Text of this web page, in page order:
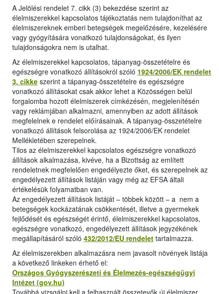
A Jelölési rendelet 7. cikk (3) bekezdése szerint az
élelmiszerekkel kapcsolatos tájékoztatás nem tulajdoníthat az
élelmiszereknek emberi betegségek megelőzésére, kezelésére
vagy gyógyítására vonatkozó tulajdonságokat, és ilyen
tulajdonságokra nem is utalhat.
Az élelmiszerekkel kapcsolatos, tápanyag-összetételre és
egészségre vonatkozó állításokról szóló 1924/2006/EK rendelet
3. cikke szerint a tápanyag-összetételre és egészségre
vonatkozó állításokat csak akkor lehet a Közösségen belül
forgalomba hozott élelmiszerek címkézésén, megjelenítésén
vagy reklámjában alkalmazni, amennyiben az adott állítások
megfelelnek e rendelet előírásainak. A tápanyag-összetételre
vonatkozó állítások felsorolása az 1924/2006/EK rendelet
Mellékletében szerepelnek.
Tilos az élelmiszerekkel kapcsolatos egészségre vonatkozó
állítások alkalmazása, kivéve, ha a Bizottság az említett
rendeletnek megfelelően engedélyezte őket, és szerepelnek az
engedélyezett állítások listáján vagy még az EFSA általi
értékelésük folyamatban van.
Az engedélyezett állítások listáját – többek között – a nem a
betegségek kockázatának csökkentését, illetve a gyermekek
fejlődését és egészségét érintő, élelmiszerekkel kapcsolatos,
egészségre vonatkozó, engedélyezett állítások jegyzékének
megállapításáról szóló 432/2012/EU rendelet tartalmazza.
Az élelmiszerekben alkalmazásra nem javasolt növények listája
a következő linkeken érhető el:
Országos Gyógyszerészeti és Élelmezés-egészségügyi
Intézet (gov.hu)